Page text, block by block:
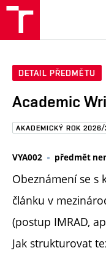
Brno
DETAIL PŘEDMĚTU
Academic
AKADEMICKÝ ROK 2026/
VYA002 předmět
Obeznámení se s
článku v
(postup IMRAD,
Jak strukturovat